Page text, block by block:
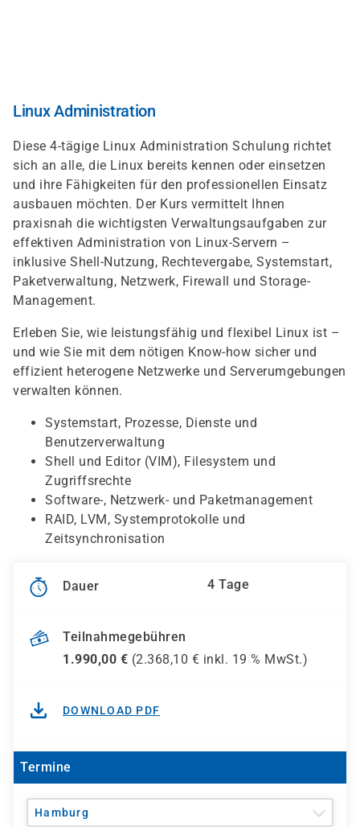
Linux Administration
Diese 4-tägige Linux Administration Schulung richtet
sich an alle, die Linux bereits kennen oder einsetzen
und ihre Fähigkeiten für den professionellen Einsatz
ausbauen möchten. Der Kurs vermittelt Ihnen
praxisnah die wichtigsten Verwaltungsaufgaben zur
effektiven Administration von Linux-Servern –
inklusive Shell-Nutzung, Rechtevergabe, Systemstart,
Paketverwaltung, Netzwerk, Firewall und Storage-
Management.
Erleben Sie, wie leistungsfähig und flexibel Linux ist –
und wie Sie mit dem nötigen Know-how sicher und
effizient heterogene Netzwerke und Serverumgebungen
verwalten können.
Systemstart, Prozesse, Dienste und
Benutzerverwaltung
Shell und Editor (VIM), Filesystem und
Zugriffsrechte
Software-, Netzwerk- und Paketmanagement
RAID, LVM, Systemprotokolle und
Zeitsynchronisation
Dauer 4 Tage
Teilnahmegebühren
1.990,00 € (2.368,10 € inkl. 19 % MwSt.)
DOWNLOAD PDF
Termine
Hamburg